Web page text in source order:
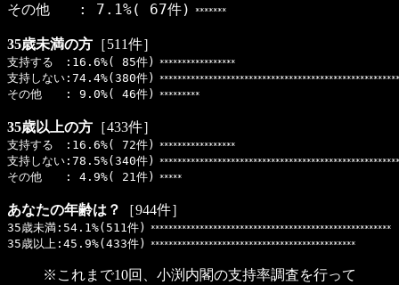
その他 : 7.1%( 67件) *******
35歳未満の方 ［511件］
支持する :16.6%( 85件) *****************
支持しない:74.4%(380件)
その他 : 9.0%( 46件) *********
35歳以上の方 ［433件］
支持する :16.6%( 72件) *****************
支持しない:78.5%(340件)
その他 : 4.9%( 21件) *****
あなたの年齢は？ ［944件］
35歳未満:54.1%(511件) ******************************************************
35歳以上:45.9%(433件) **********************************************
※これまで10回、小渕内閣の支持率調査を行って